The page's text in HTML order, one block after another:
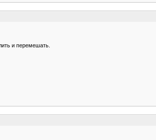
и перемешать.